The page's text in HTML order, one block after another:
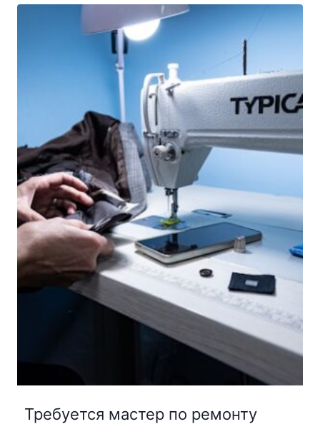
Требуется мастер по ремонту